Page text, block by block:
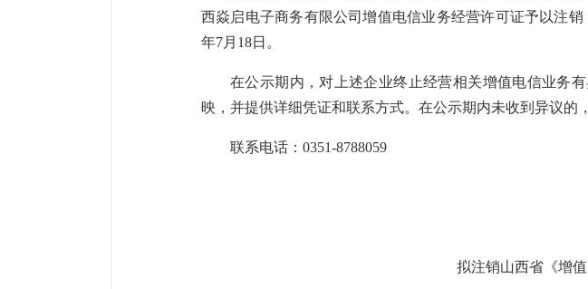
西焱启电子商务有限公司增值电信业务经营许可证予以注
年7月18日。
在公示期内，对上述企业终止经营相关增值电信业务
映，并提供详细凭证和联系方式。在公示期内未收到异议的
联系电话：0351-8788059
拟注销山西省《增